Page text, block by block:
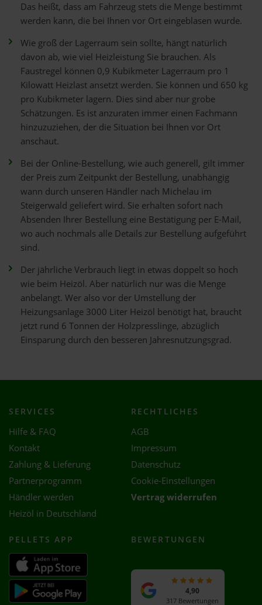
Das heißt, dass am Fahrzeug stets die Menge bestimmt
werden kann, die bei Ihnen vor Ort eingeblasen wurde.
Wie groß der Lagerraum sein sollte, hängt natürlich
davon ab, wie viel Heizleistung Sie brauchen. Als
Faustregel können 0,9 Kubikmeter Lagerraum pro 1
Kilowatt Heizlast ansetzt werden. Sie können und 650 kg
pro Kubikmeter lagern. Dies sind aber nur grobe
Schätzungen. Es ist anzuraten immer einen Fachmann
hinzuzuziehen, der die Situation bei Ihnen vor Ort
anschaut.
Bei der Online-Bestellung, wie auch generell, gilt immer
der Preis zum Zeitpunkt der Bestellung, unabhängig
wann durch unseren Händler nach Michelau im
Steigerwald geliefert wird. Sie erhalten sofort nach
Absenden Ihrer Bestellung eine Bestätigung per E-Mail,
wo auch nochmals alle Details zur Bestellung aufgeführt
sind.
Der jährliche Verbrauch liegt in etwas doppelt so hoch
wie beim Heizöl. Aber natürlich nur was die Menge
anbelangt. Wer also vor der Umstellung der
Heizungsanlage 3000 Liter Heizöl benötigt hat, braucht
jetzt rund 6 Tonnen der Holzpresslinge, abzüglich
Einsparung durch den besseren Jahresnutzungsgrad.
SERVICES
Hilfe & FAQ
Kontakt
Zahlung & Lieferung
Partnerprogramm
Händler werden
Heizöl in Deutschland
RECHTLICHES
AGB
Impressum
Datenschutz
Cookie-Einstellungen
Vertrag widerrufen
PELLETS APP BEWERTUNGEN
4,90
317 Bewertungen